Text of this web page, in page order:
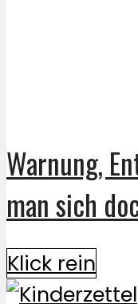
Warnung,
man sich
Klick rein